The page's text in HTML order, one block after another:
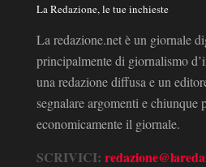
La Redazione, le tue inchieste
La redazione.net è un giornale
principalmente di giornalismo
una redazione diffusa e un
segnalare argomenti e chiunque
economicamente il giornale.
SCRIVICI: